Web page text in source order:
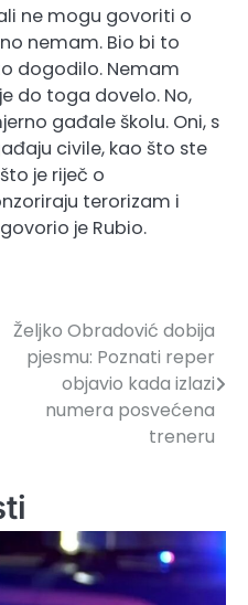
ne mogu govoriti o
nemam. Bio bi to
dogodilo. Nemam
do toga dovelo. No,
gađale školu. Oni, s
civile, kao što ste
je riječ o
terorizam i
je Rubio.
Željko Obradović dobija
pjesmu: Poznati reper
objavio kada izlazi
numera posvećena
treneru